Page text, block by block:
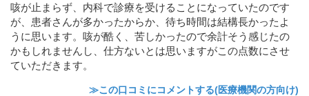
咳が止まらず、内科で診療を受けることになっていたのです
が、患者さんが多かったからか、待ち時間は結構長かったよ
うに思います。咳が酷く、苦しかったので余計そう感じたの
かもしれませんし、仕方ないとは思いますがこの点数にさせ
ていただきます。
≫この口コミにコメントする(医療機関の方向け)